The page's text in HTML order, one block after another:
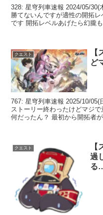
328: 星穹列車速報 2024/05/30(
勝てないんですが適性の開拓
です 開拓レベルあげたら幻朧
クエスト
ど
767: 星穹列車速報 2025/10/05(
ストーリー終わったけどマジ
何だったん？ 最初から開拓者
クエスト
過
る